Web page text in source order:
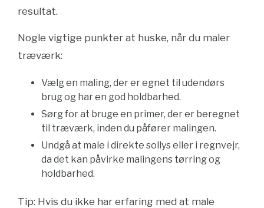
resultat.
Nogle vigtige punkter at huske, når du maler
træværk:
Vælg en maling, der er egnet til udendørs
brug og har en god holdbarhed.
Sørg for at bruge en primer, der er beregnet
til træværk, inden du påfører malingen.
Undgå at male i direkte sollys eller i regnvejr,
da det kan påvirke malingens tørring og
holdbarhed.
Tip: Hvis du ikke har erfaring med at male